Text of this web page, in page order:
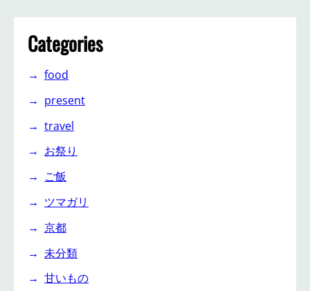
Categories
food
present
travel
お祭り
ご飯
ツマガリ
京都
未分類
甘いもの